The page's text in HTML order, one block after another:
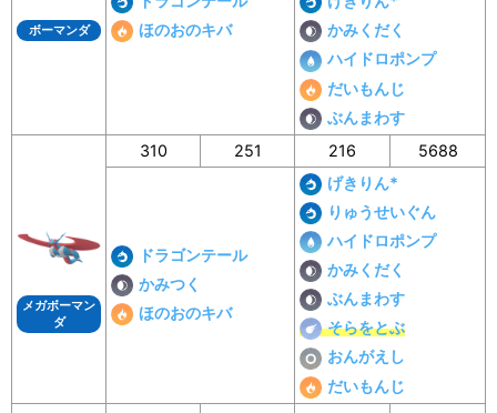
ボーマンダ
ほのおのキバ
かみくだく
ハイドロポンプ
だいもんじ
ぶんまわす
メガボーマン
ダ
310 251 216 5688
ドラゴンテール
かみつく
ほのおのキバ
げきりん*
りゅうせいぐん
ハイドロポンプ
かみくだく
ぶんまわす
そらをとぶ
おんがえし
だいもんじ